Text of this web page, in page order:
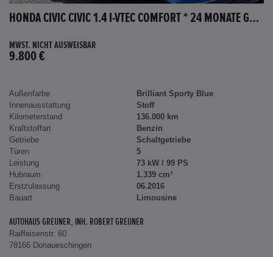
HONDA CIVIC CIVIC 1.4 I-VTEC COMFORT * 24 MONATE GARANTIE *
MWST. NICHT AUSWEISBAR
9.800 €
Außenfarbe
Brilliant Sporty Blue
Innenausstattung
Stoff
Kilometerstand
136.000 km
Kraftstoffart
Benzin
Getriebe
Schaltgetriebe
Türen
5
Leistung
73 kW / 99 PS
Hubraum
1.339 cm³
Erstzulassung
06.2016
Bauart
Limousine
AUTOHAUS GREUNER, INH. ROBERT GREUNER
Raiffeisenstr. 60
78166 Donaueschingen